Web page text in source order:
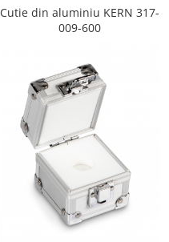
Cutie din aluminiu KERN 317-
009-600